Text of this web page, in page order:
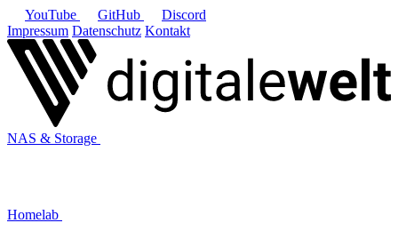
YouTube GitHub
Discord
Impressum Datenschutz Kontakt
NAS & Storage
Homelab